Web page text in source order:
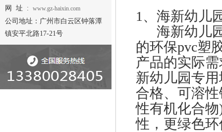
网 址 : www.gz-haixin.com
公司地址：广州市白云区钟落潭
镇安平北路17-21号
1、海新幼儿
海新幼儿园
的环保pvc塑
产品的实际
新幼儿园专
合格、可溶
性有机化合
性，更绿色